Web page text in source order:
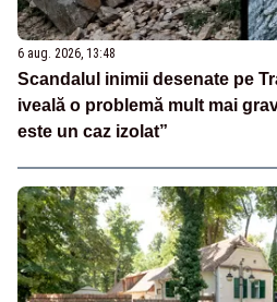
6 aug. 2026, 13:48
Scandalul inimii desenate pe
iveală o problemă mult mai
este un caz izolat”